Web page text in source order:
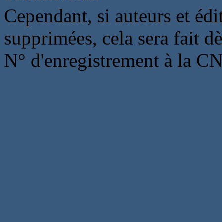
Cependant, si auteurs et
supprimées, cela sera fait
N° d'enregistrement à la